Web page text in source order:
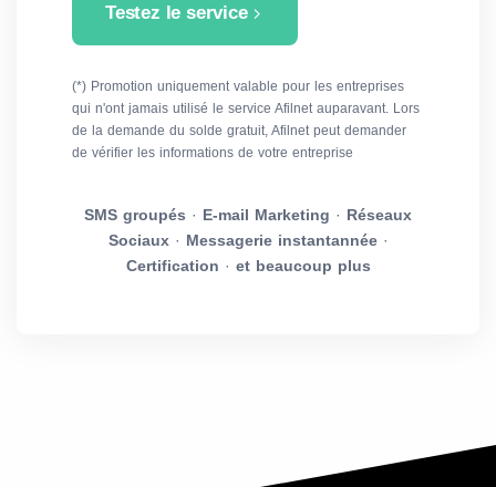
Testez le service
(*) Promotion uniquement valable pour les entreprises
qui n'ont jamais utilisé le service Afilnet auparavant. Lors
de la demande du solde gratuit, Afilnet peut demander
de vérifier les informations de votre entreprise
SMS groupés · E-mail Marketing · Réseaux
Sociaux· Messagerie instantannée·
Certification · et beaucoup plus